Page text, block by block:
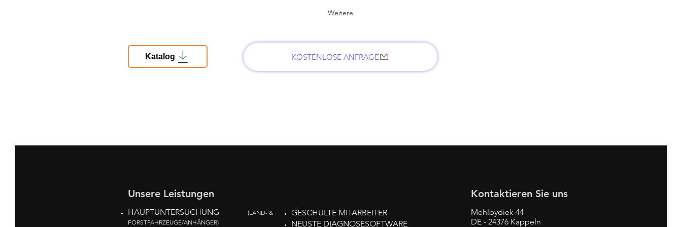
Weitere
Katalog KOSTENLOSE ANFRAGE
Unsere Leistungen
HAUPTUNTERSUCHUNG
(LAND- &
FORSTFAHRZEUGE/ANHÄNGER)
GESCHULTE MITARBEITER
NEUSTE DIAGNOSESOFTWARE
Kontaktieren Sie uns
Mehlbydiek 44
DE - 24376 Kappeln